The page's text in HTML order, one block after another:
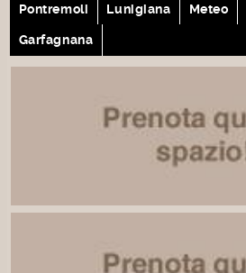
Pontremoli Lunigiana Meteo
Garfagnana